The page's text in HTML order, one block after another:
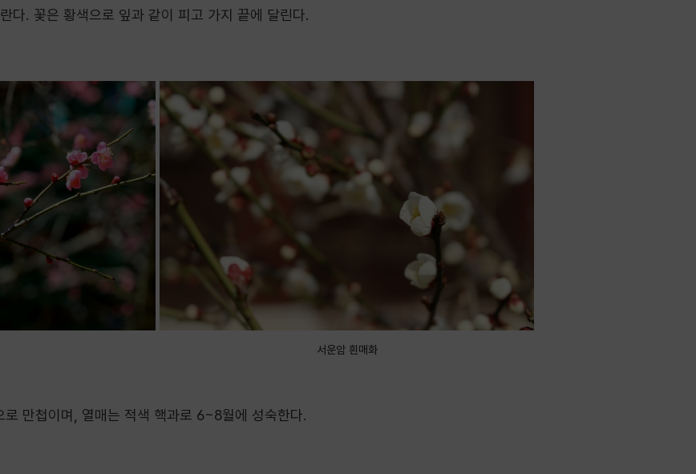
다. 꽃은 황색으로 잎과 같이 피고 가지 끝에 달린다.
서운암 흰매화
만첩이며, 열매는 적색 핵과로 6~8월에 성숙한다.